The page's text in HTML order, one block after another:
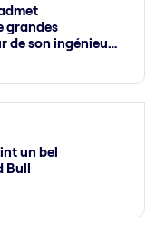
grandes
de son ingénieur
un bel
Bull